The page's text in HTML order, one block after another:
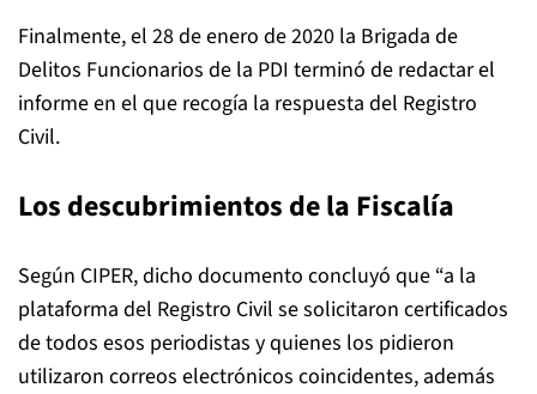
Finalmente, el 28 de enero de 2020 la Brigada de
Delitos Funcionarios de la PDI terminó de redactar el
informe en el que recogía la respuesta del Registro
Civil.
Los descubrimientos de la Fiscalía
Según CIPER, dicho documento concluyó que “a la
plataforma del Registro Civil se solicitaron certificados
de todos esos periodistas y quienes los pidieron
utilizaron correos electrónicos coincidentes, además